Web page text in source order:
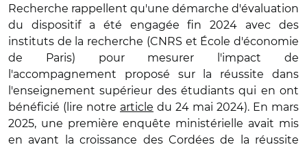
Recherche rappellent qu'une démarche d'évaluation
du dispositif a été engagée fin 2024 avec des
instituts de la recherche (CNRS et École d'économie
de Paris) pour mesurer l'impact de
l'accompagnement proposé sur la réussite dans
l'enseignement supérieur des étudiants qui en ont
bénéficié (lire notre article du 24 mai 2024). En mars
2025, une première enquête ministérielle avait mis
en avant la croissance des Cordées de la réussite